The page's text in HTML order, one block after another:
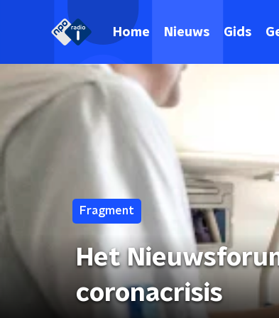
Home Nieuws Gids
Fragment
Het
coronacrisis